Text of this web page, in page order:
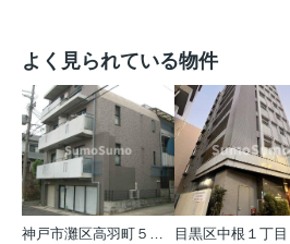
よく見られている物件
目黒区中根１丁目